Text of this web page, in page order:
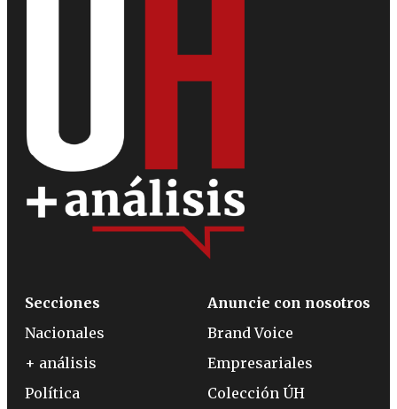
Secciones
Nacionales
+ análisis
Política
Anuncie con nosotros
Brand Voice
Empresariales
Colección ÚH